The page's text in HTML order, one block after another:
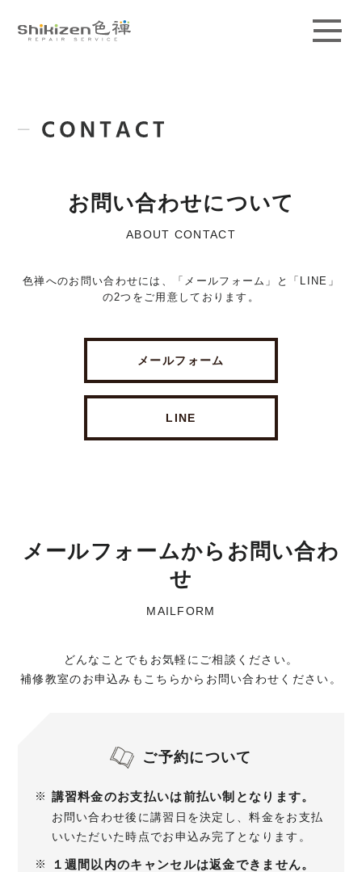
WORKS
SCHOOL
お問い合わせについて
ABOUT CONTACT
色禅へのお問い合わせには、「メールフォーム」と「LINE」
の2つをご用意しております。
メールフォーム
LINE
メールフォームからお問い合わ
せ
MAILFORM
どんなことでもお気軽にご相談ください。
補修教室のお申込みもこちらからお問い合わせください。
ご予約について
講習料金のお支払いは前払い制となります。
お問い合わせ後に講習日を決定し、料金をお支払
いいただいた時点でお申込み完了となります。
１週間以内のキャンセルは返金できません。